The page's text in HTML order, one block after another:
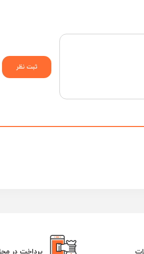
پرداخت در